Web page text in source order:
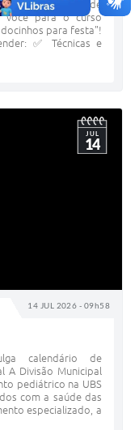
um negócio de
você para o curso
para festa"!
✅ Técnicas e
14 JUL 2026 - 09h58
JUL
14
calendário de
A Divisão Municipal
pediátrico na UBS
com a saúde das
especializado, a